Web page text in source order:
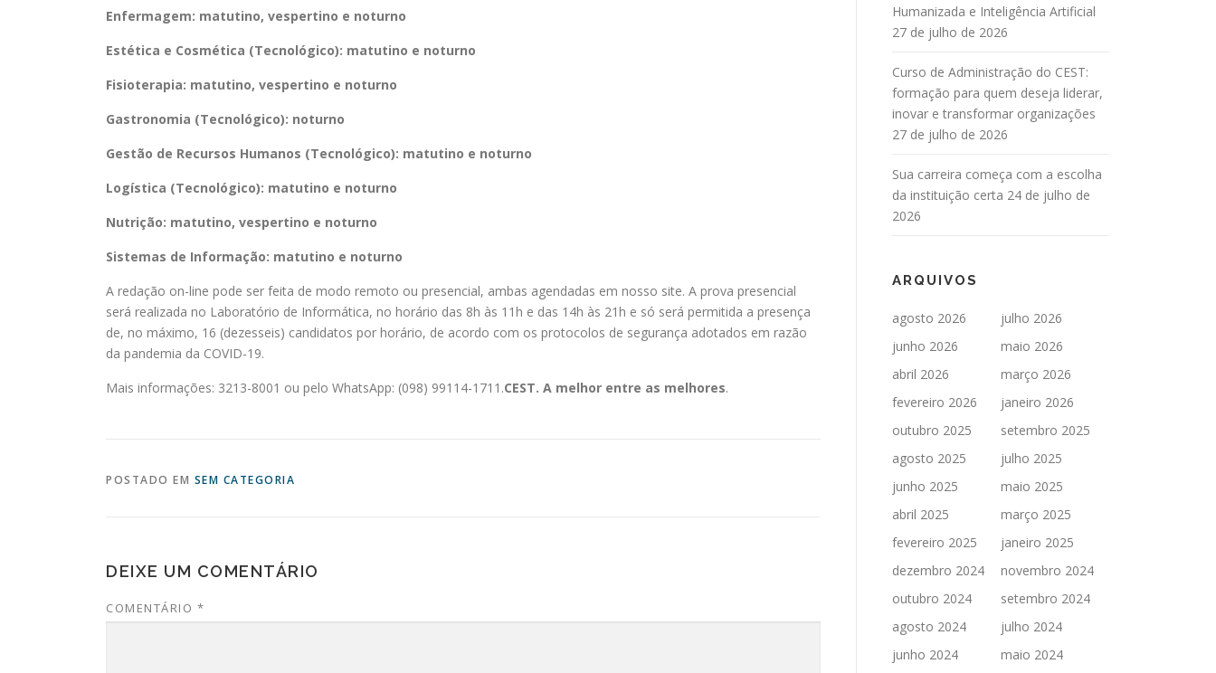
Enfermagem: matutino, vespertino e noturno
Estética e Cosmética (Tecnológico): matutino e noturno
Fisioterapia: matutino, vespertino e noturno
Gastronomia (Tecnológico): noturno
Gestão de Recursos Humanos (Tecnológico): matutino e noturno
Logística (Tecnológico): matutino e noturno
Nutrição: matutino, vespertino e noturno
Sistemas de Informação: matutino e noturno
A redação on-line pode ser feita de modo remoto ou presencial, ambas agendadas em nosso site. A prova presencial
será realizada no Laboratório de Informática, no horário das 8h às 11h e das 14h às 21h e só será permitida a presença
de, no máximo, 16 (dezesseis) candidatos por horário, de acordo com os protocolos de segurança adotados em razão
da pandemia da COVID-19.
Mais informações: 3213-8001 ou pelo WhatsApp: (098) 99114-1711.CEST. A melhor entre as melhores.
POSTADO EM SEM CATEGORIA
DEIXE UM COMENTÁRIO
COMENTÁRIO *
Humanizada e Inteligência Artificial
27 de julho de 2026
Curso de Administração do CEST:
formação para quem deseja liderar,
inovar e transformar organizações
27 de julho de 2026
Sua carreira começa com a escolha
da instituição certa 24 de julho de
2026
ARQUIVOS
agosto 2026
julho 2026
junho 2026
maio 2026
abril 2026
março 2026
fevereiro 2026
janeiro 2026
outubro 2025
setembro 2025
agosto 2025
julho 2025
junho 2025
maio 2025
abril 2025
março 2025
fevereiro 2025
janeiro 2025
dezembro 2024
novembro 2024
outubro 2024
setembro 2024
agosto 2024
julho 2024
junho 2024
maio 2024